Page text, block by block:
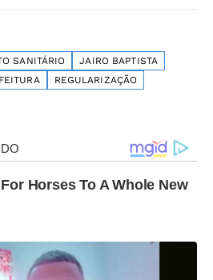
SANITÁRIO
JAIRO BAPTISTA
REGULARIZAÇÃO